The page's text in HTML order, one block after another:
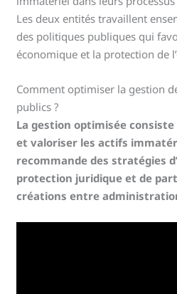
Les deux entités travaillent
des politiques publiques qui
économique et la protection de
Comment optimiser la gestion
publics ?
La gestion optimisée
et valoriser les actifs
recommande des stratégies
protection juridique et de
créations entre